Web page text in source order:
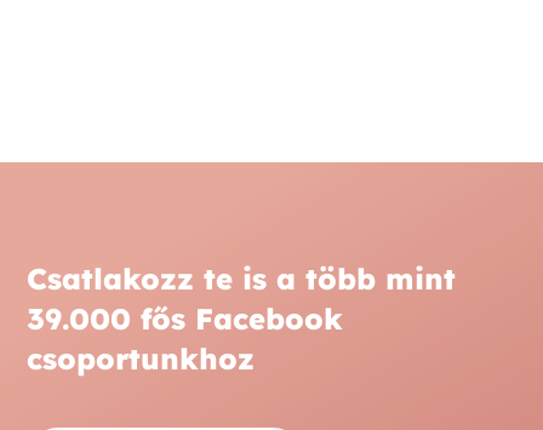
Csatlakozz te is a több mint
39.000 fős Facebook
csoportunkhoz